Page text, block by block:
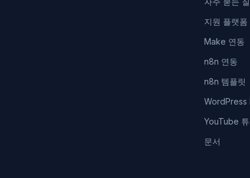
지원 플랫폼
Make 연동
n8n 연동
n8n 템플릿
WordPress
YouTube
문서